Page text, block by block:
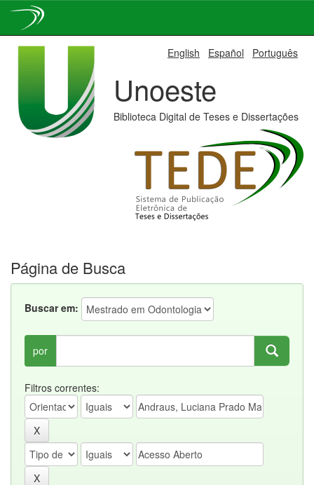
English Español Português
Unoeste
Biblioteca Digital de Teses e Dissertações
Página de Busca
Buscar em:
por
Filtros correntes: